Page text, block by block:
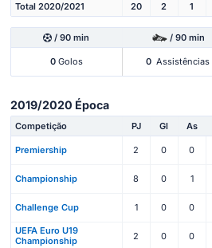
Total 2020/2021 20 2 1
/ 90 min / 90 min
0Golos 0 Assistências
2019/2020 Época
Competição PJ Gl As
Premiership 2 0 0
Championship 8 0 1
Challenge Cup 1 0 0
UEFA Euro U19
Championship
2 0 0